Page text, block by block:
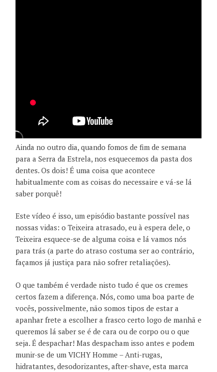
Ainda no outro dia, quando fomos de fim de semana
para a Serra da Estrela, nos esquecemos da pasta dos
dentes. Os dois! É uma coisa que acontece
habitualmente com as coisas do necessaire e vá-se lá
saber porquê!
Este vídeo é isso, um episódio bastante possível nas
nossas vidas: o Teixeira atrasado, eu à espera dele, o
Teixeira esquece-se de alguma coisa e lá vamos nós
para trás (a parte do atraso costuma ser ao contrário,
façamos já justiça para não sofrer retaliações).
O que também é verdade nisto tudo é que os cremes
certos fazem a diferença. Nós, como uma boa parte de
vocês, possivelmente, não somos tipos de estar a
apanhar frete a escolher a frasco certo logo de manhã e
queremos lá saber se é de cara ou de corpo ou o que
seja. É despachar! Mas despacham isso antes e podem
munir-se de um VICHY Homme – Anti-rugas,
hidratantes, desodorizantes, after-shave, esta marca